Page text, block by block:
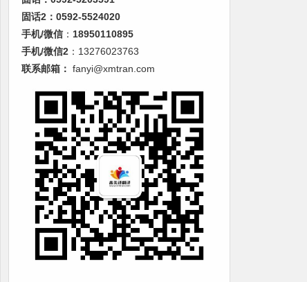
固话2：0592-5524020
手机/微信 ： 18950110895
手机/微信2 ：13276023763
联系邮箱：fanyi@xmtran.com